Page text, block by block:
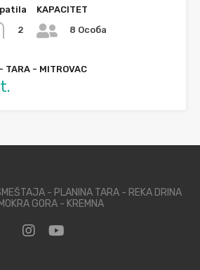
2
KAPACITET
8 Особа
TARA - MITROVAC
- PLANINA TARA - REKA DRINA
GORA - KREMNA